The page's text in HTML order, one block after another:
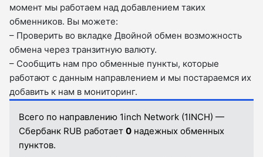
момент мы работаем над добавлением таких
обменников. Вы можете:
– Проверить во вкладкe Двойной обмен возможность
обмена через транзитную валюту.
– Сообщить нам про обменные пункты, которые
работают с данным направлением и мы постараемся их
добавить к нам в мониторинг.
Всего по направлению 1inch Network (1INCH) —
Сбербанк RUB работает 0 надежных обменных
пунктов.